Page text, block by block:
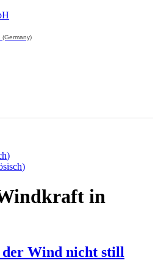
)
)
in
Wind nicht still